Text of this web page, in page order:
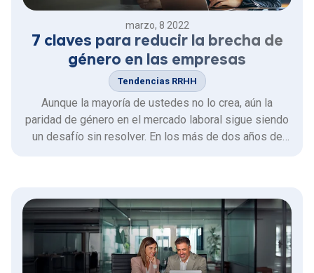
marzo, 8 2022
7 claves para reducir la brecha de
género en las empresas
Tendencias RRHH
Aunque la mayoría de ustedes no lo crea, aún la
paridad de género en el mercado laboral sigue siendo
un desafío sin resolver. En los más de dos años de
alentadoras.